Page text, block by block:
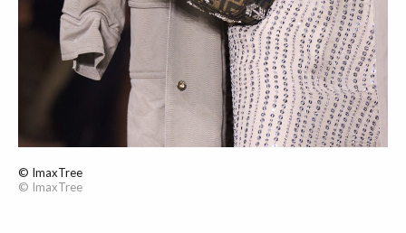
© ImaxTree
© ImaxTree